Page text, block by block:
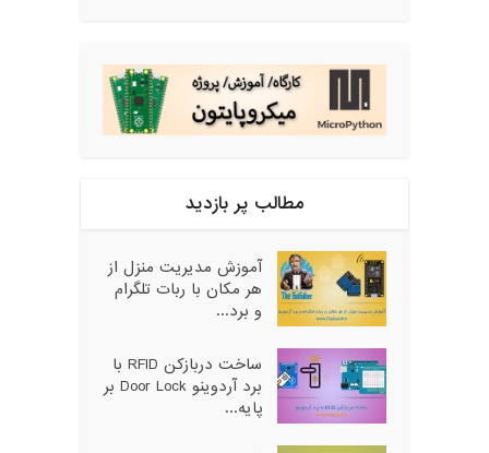
مطالب پر بازدید
آموزش مدیریت منزل از
هر مکان با ربات تلگرام
و برد...
ساخت دربازکن RFID با
برد آردوینو Door Lock بر
پایه...